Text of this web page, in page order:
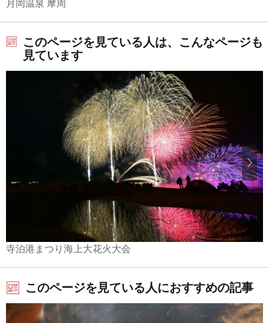
月岡温泉 摩周
このページを見ている人は、こんなページも
見ています
寺泊港まつり海上大花火大会
このページを見ている人におすすめの記事